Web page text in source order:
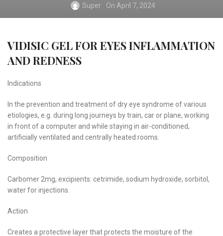
Super On April 7, 2024
VIDISIC GEL FOR EYES INFLAMMATION
AND REDNESS
Indications
In the prevention and treatment of dry eye syndrome of various
etiologies, e.g. during long journeys by train, car or plane, working
in front of a computer and while staying in air-conditioned,
artificially ventilated and centrally heated rooms.
Composition
Carbomer 2mg, excipients: cetrimide, sodium hydroxide, sorbitol,
water for injections.
Action
Creates a protective layer that protects the moisture of the